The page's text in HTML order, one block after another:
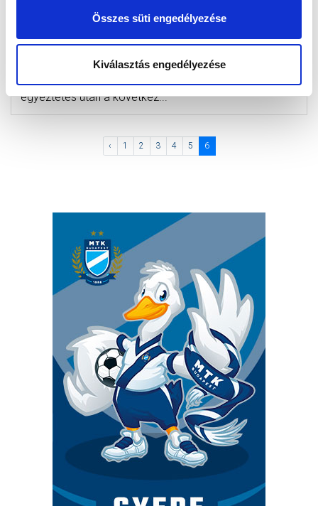
Összes süti engedélyezése
Kiválasztás engedélyezése
BAJNOKI LABDARÚGÓ-MÉRKŐZÉSSEL
KAPCSOLATBAN.
2014-08-27 07:25:02
A Magyar Labdarúgó Szövetséggel, a rendőri
egyeztetés után a következ...
‹ 1 2 3 4 5 6